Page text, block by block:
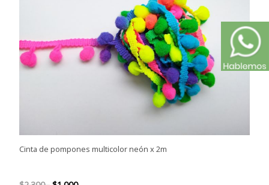
Cinta de pompones multicolor neón x 2m